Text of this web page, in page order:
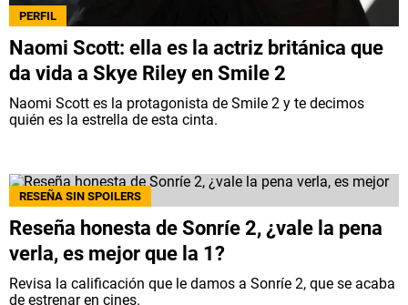
PERFIL
Naomi Scott: ella es la actriz británica que
da vida a Skye Riley en Smile 2
Naomi Scott es la protagonista de Smile 2 y te decimos
quién es la estrella de esta cinta.
RESEÑA SIN SPOILERS
Reseña honesta de Sonríe 2, ¿vale la pena
verla, es mejor que la 1?
Revisa la calificación que le damos a Sonríe 2, que se acaba
de estrenar en cines.